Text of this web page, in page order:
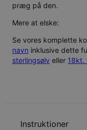
præg på den.
Mere at elske:
Se vores komplette
navn inklusive dette
sterlingsølv eller 18kt.
Instruktioner